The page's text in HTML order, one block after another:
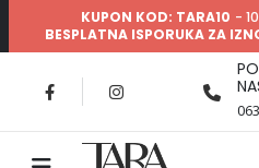
KUPON KOD: TARA10 -
BESPLATNA ISPORUKA ZA